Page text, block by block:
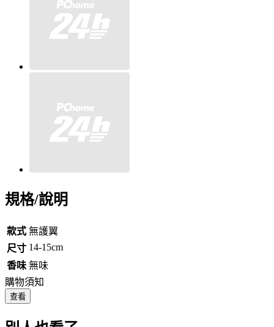
規格/說明
款式 無護翼
尺寸 14-15cm
香味 無味
購物須知
查看